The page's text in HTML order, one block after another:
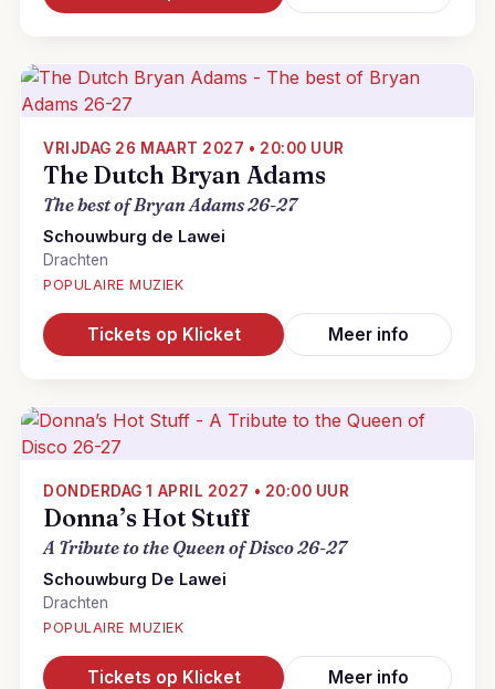
VRIJDAG 26 MAART 2027 • 20:00 UUR
The Dutch Bryan Adams
The best of Bryan Adams 26-27
Schouwburg de Lawei
Drachten
POPULAIRE MUZIEK
Tickets op Klicket Meer info
DONDERDAG 1 APRIL 2027 • 20:00 UUR
Donna’s Hot Stuff
A Tribute to the Queen of Disco 26-27
Schouwburg De Lawei
Drachten
POPULAIRE MUZIEK
Tickets op Klicket Meer info